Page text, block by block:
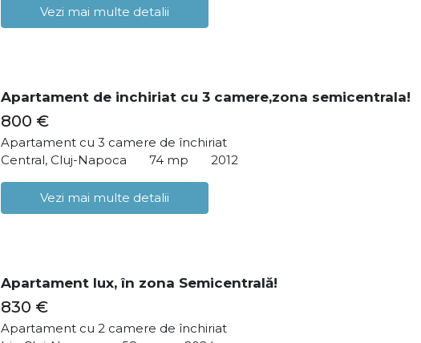
Vezi mai multe detalii
Apartament de inchiriat cu 3 camere,zona semicentrala!
800 €
Apartament cu 3 camere de închiriat
Central, Cluj-Napoca
74 mp 2012
Vezi mai multe detalii
Apartament lux, în zona Semicentrală!
830 €
Apartament cu 2 camere de închiriat